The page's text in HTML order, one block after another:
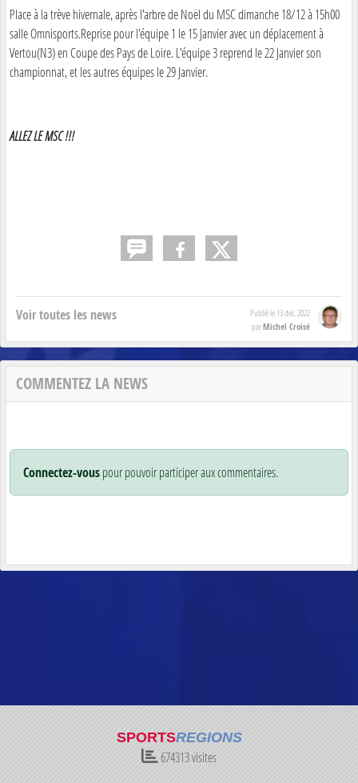
Place à la trève hivernale, après l'arbre de Noël du MSC dimanche 18/12 à 15h00
salle Omnisports.Reprise pour l'équipe 1 le 15 Janvier avec un déplacement à
Vertou(N3) en Coupe des Pays de Loire. L'équipe 3 reprend le 22 Janvier son
championnat, et les autres équipes le 29 Janvier.
ALLEZ LE MSC !!!
Voir toutes les news Publié le 13 déc. 2022
parMichel Croisé
COMMENTEZ LA NEWS
Connectez-vouspour pouvoir participer aux commentaires.
SPORTSREGIONS
674313visites